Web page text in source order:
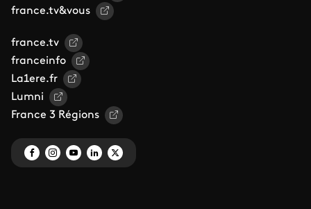
france.tv&vous
france.tv
franceinfo
La1ere.fr
Lumni
France 3 Régions